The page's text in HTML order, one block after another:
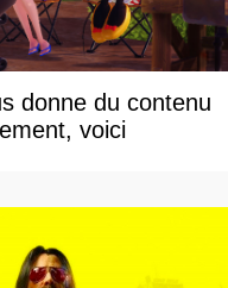
donne du contenu
voici